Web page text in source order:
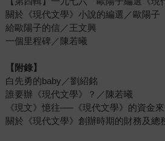
關於《現代文學》小說的編選／歐陽子
給歐陽子的信／王文興
一個里程碑／陳若曦
【附錄】
白先勇的baby／劉紹銘
誰要辦《現代文學》？／陳若曦
《現文》憶往──《現代文學》的資金
關於《現代文學》創辦時期的財務及總